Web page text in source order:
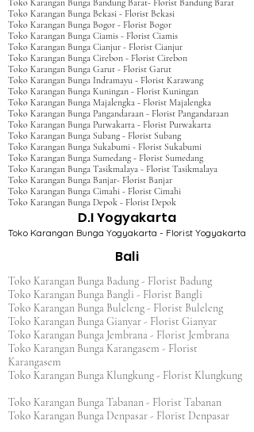
Toko Karangan Bunga Bandung Barat- Florist Bandung Barat
Toko Karangan Bunga Bekasi - Florist Bekasi
Toko Karangan Bunga Bogor - Florist Bogor
Toko Karangan Bunga Ciamis - Florist Ciamis
Toko Karangan Bunga Cianjur - Florist Cianjur
Toko Karangan Bunga Cirebon - Florist Cirebon
Toko Karangan Bunga Garut - Florist Garut
Toko Karangan Bunga Indramayu - Florist Karawang
Toko Karangan Bunga Kuningan - Florist Kuningan
Toko Karangan Bunga Majalengka - Florist Majalengka
Toko Karangan Bunga Pangandaraan - Florist Pangandaraan
Toko Karangan Bunga Purwakarta - Florist Purwakarta
Toko Karangan Bunga Subang - Florist Subang
Toko Karangan Bunga Sukabumi - Florist Sukabumi
Toko Karangan Bunga Sumedang - Florist Sumedang
Toko Karangan Bunga Tasikmalaya - Florist Tasikmalaya
Toko Karangan Bunga Banjar- Florist Banjar
Toko Karangan Bunga Cimahi - Florist Cimahi
Toko Karangan Bunga Depok - Florist Depok
D.I Yogyakarta
Toko Karangan Bunga Yogyakarta - Florist Yogyakarta
Bali
Toko Karangan Bunga Badung - Florist Badung
Toko Karangan Bunga Bangli - Florist Bangli
Toko Karangan Bunga Buleleng - Florist Buleleng
Toko Karangan Bunga Gianyar - Florist Gianyar
Toko Karangan Bunga Jembrana - Florist Jembrana
Toko Karangan Bunga Karangasem - Florist
Karangasem
Toko Karangan Bunga Klungkung - Florist Klungkung
Toko Karangan Bunga Tabanan - Florist Tabanan
Toko Karangan Bunga Denpasar - Florist Denpasar